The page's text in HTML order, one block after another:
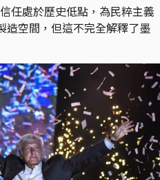
任處於歷史低點，為民粹主義
造空間，但這不完全解釋了墨